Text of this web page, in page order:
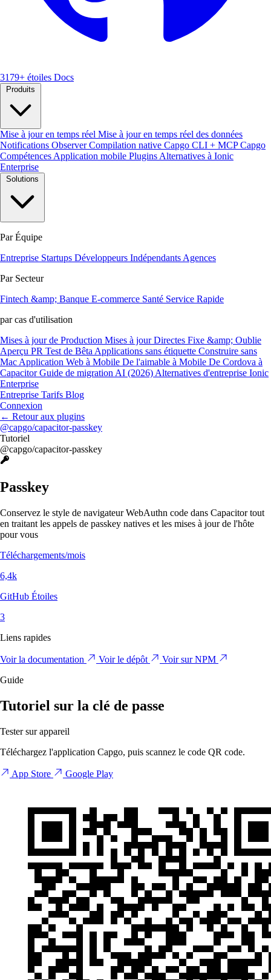
3179+ étoiles Docs
Produits
Mise à jour en temps réel Mise à jour en temps réel des données
Notifications ObserverCompilation native Capgo CLI + MCPCapgo
Compétences Application mobile Plugins Alternatives à Ionic
Enterprise
Solutions
Par Équipe
Entreprise Startups Développeurs Indépendants Agences
Par Secteur
Fintech &amp; Banque E-commerce Santé Service Rapide
par cas d'utilisation
Mises à jour de Production Mises à jour Directes Fixe &amp; Oublie
Aperçu PR Test de Bêta Applications sans étiquette Construire sans
Mac Application Web à Mobile De l'aimable à Mobile De Cordova à
CapacitorGuide de migration AI (2026) Alternatives d'entreprise Ionic
Enterprise
Entreprise Tarifs Blog
Connexion
← Retour aux plugins
@capgo/capacitor-passkey
Tutoriel
@capgo/capacitor-passkey
Passkey
Conservez le style de navigateur WebAuthn code dans Capacitor tout
en traitant les appels de passkey natives et les mises à jour de l'hôte
pour vous
Téléchargements/mois
6,4k
GitHub Étoiles
3
Liens rapides
Voir la documentation Voir le dépôt
Voir sur NPM
Guide
Tutoriel sur la clé de passe
Tester sur appareil
Téléchargez l'application Capgo, puis scannez le code QR code.
App Store Google Play